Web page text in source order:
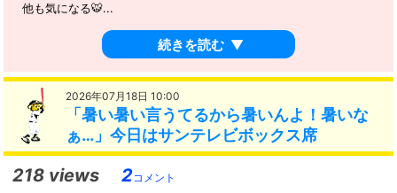
他も気になる🐯...
続きを読む ▼
2026年07月18日 10:00
「暑い暑い言うてるから暑いんよ！暑いな
ぁ…」今日はサンテレビボックス席
218 views 2コメント